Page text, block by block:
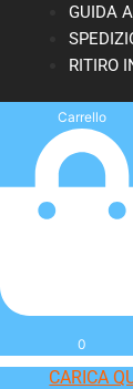
GUIDA
RITIRO
Carrello
0
CARICA